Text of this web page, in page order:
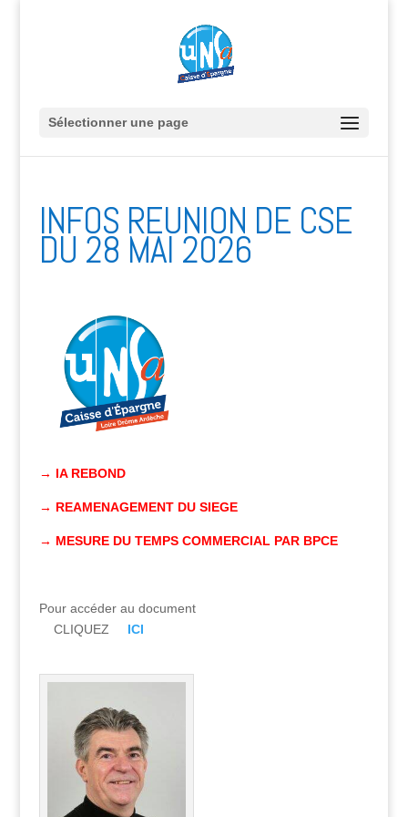
Sélectionner une page
INFOS REUNION DE CSE
DU 28 MAI 2026
→ IA REBOND
→ REAMENAGEMENT DU SIEGE
→ MESURE DU TEMPS COMMERCIAL PAR BPCE
Pour accéder au document
CLIQUEZ
ICI